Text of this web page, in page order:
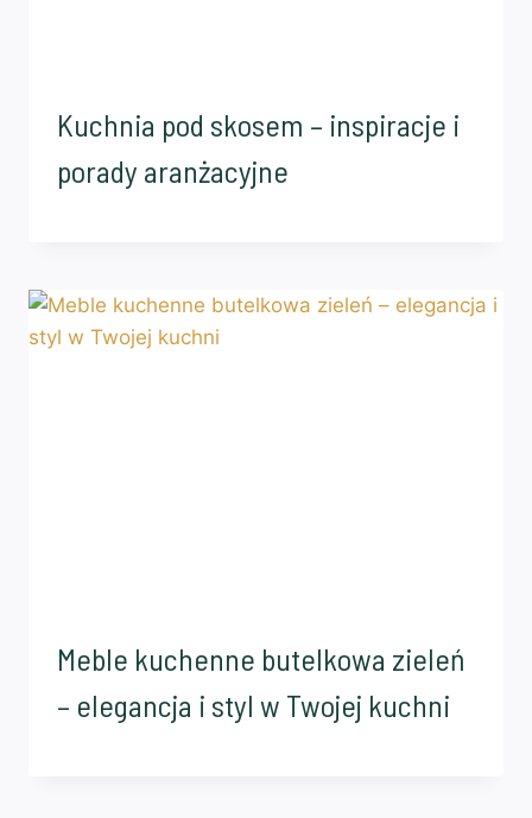
Kuchnia pod skosem – inspiracje i
porady aranżacyjne
Meble kuchenne butelkowa zieleń
– elegancja i styl w Twojej kuchni